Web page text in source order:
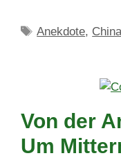
Schlagwörter
Anekdote,
Von der
Um